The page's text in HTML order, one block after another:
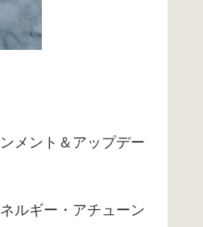
メント＆アップデー
ルギー・アチューン